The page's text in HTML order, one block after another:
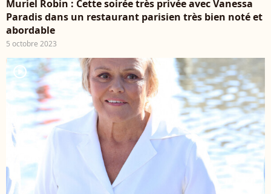
Muriel Robin : Cette soirée très privée avec Vanessa
Paradis dans un restaurant parisien très bien noté et
abordable
5 octobre 2023
player2